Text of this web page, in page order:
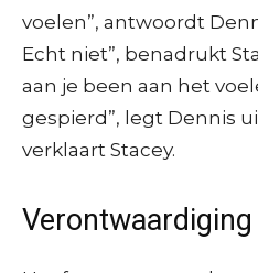
voelen”, antwoordt
Echt niet”, benadrukt
aan je been aan het
gespierd”, legt Dennis
verklaart Stacey.
Verontwaardiging